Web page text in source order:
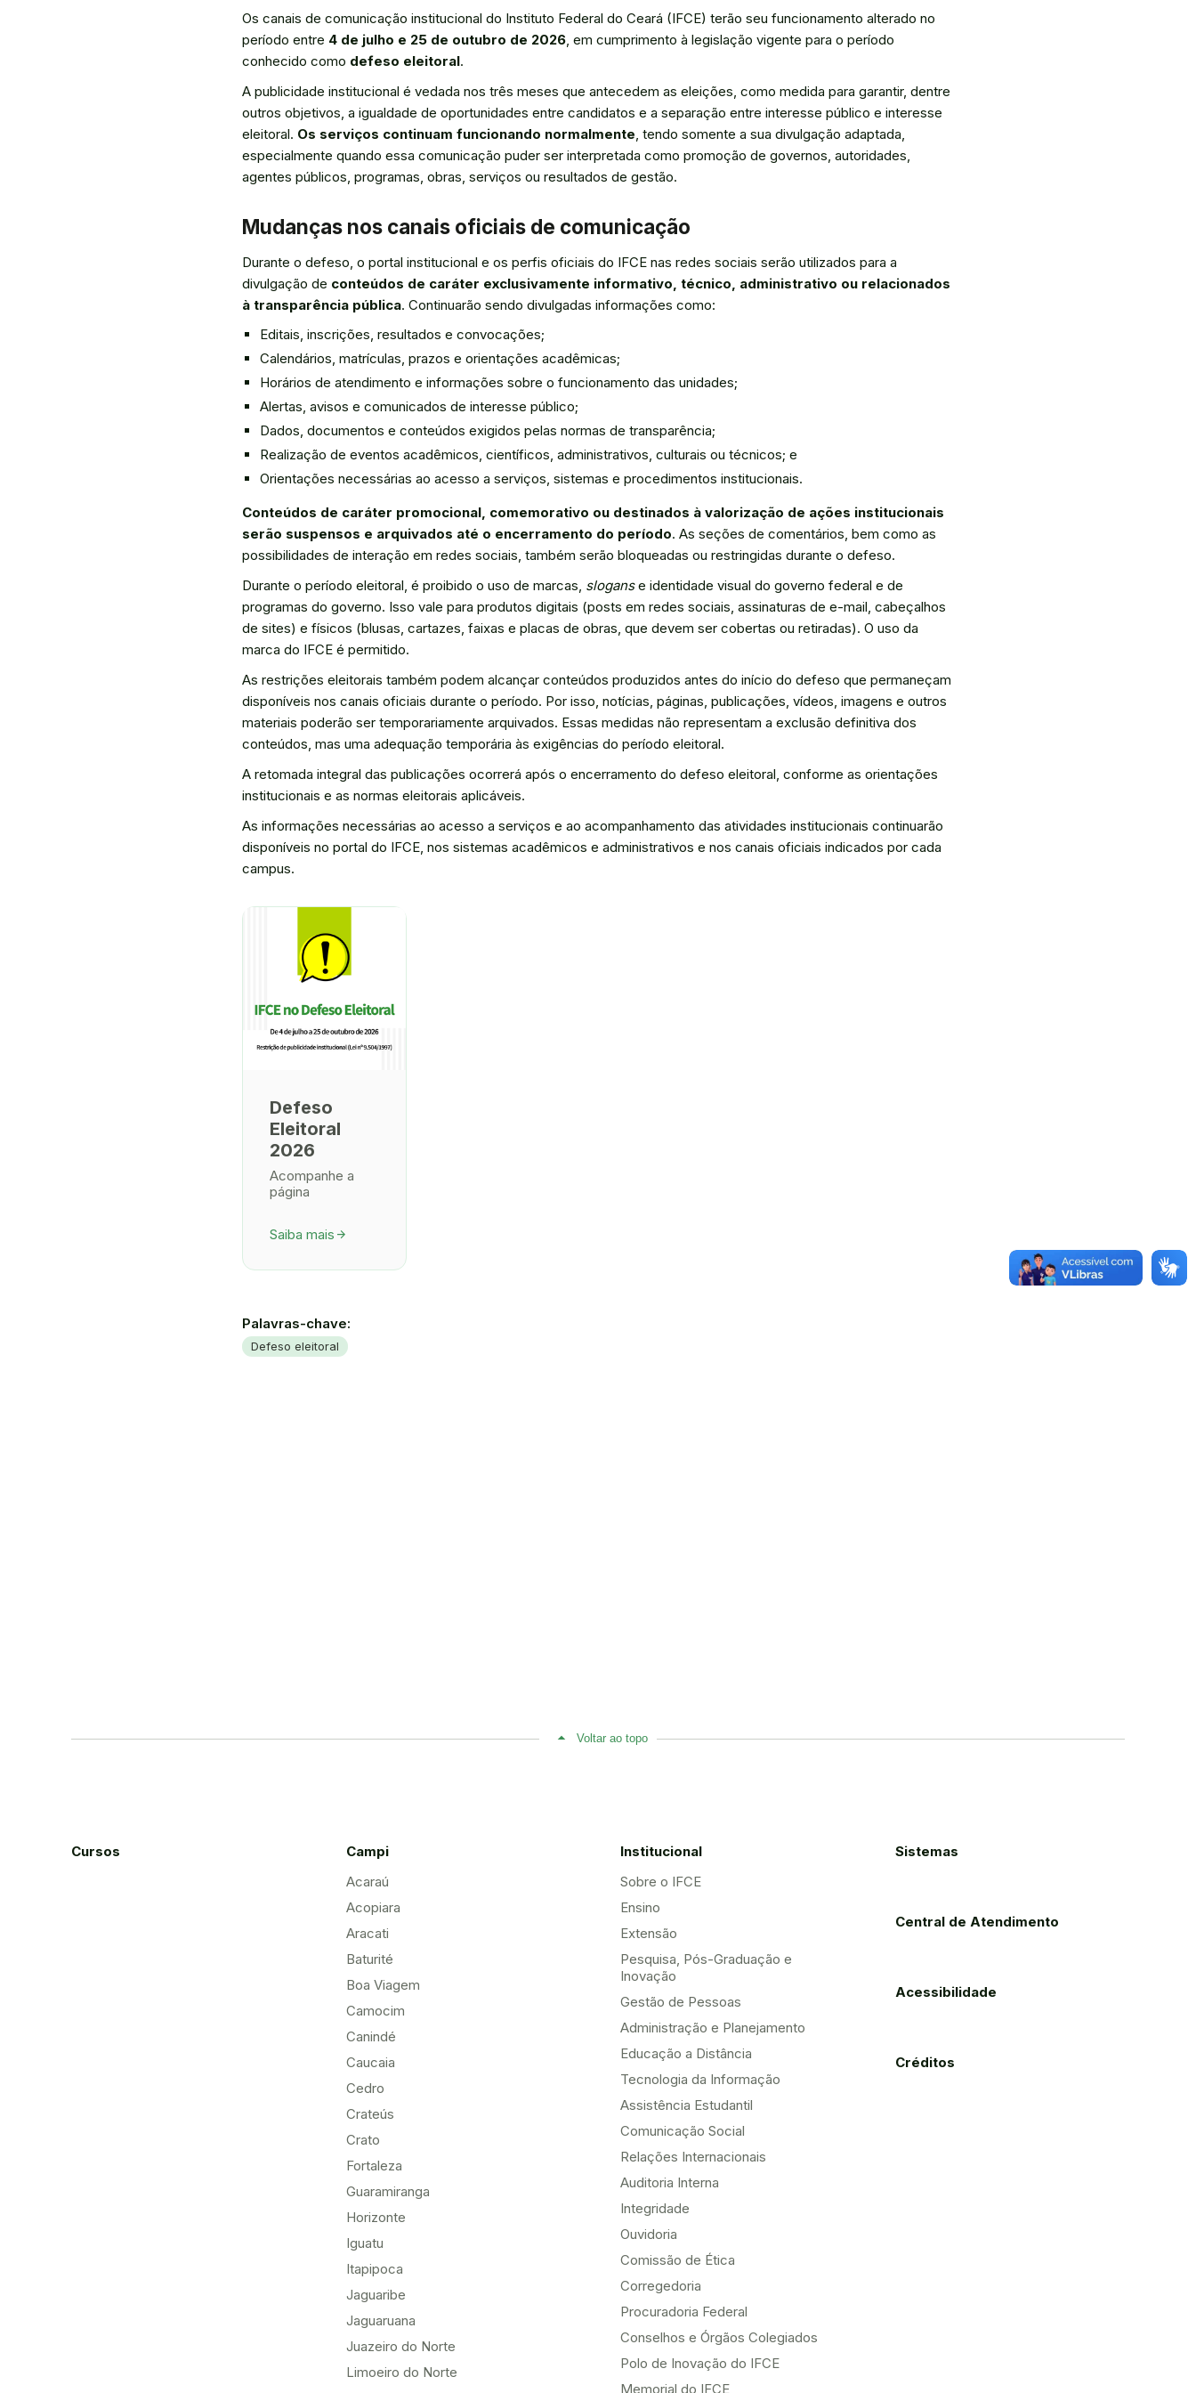
Os canais de comunicação institucional do Instituto Federal do Ceará (IFCE) terão seu funcionamento alterado no
período entre 4 de julho e 25 de outubro de 2026, em cumprimento à legislação vigente para o período
conhecido como defeso eleitoral.
A publicidade institucional é vedada nos três meses que antecedem as eleições, como medida para garantir, dentre
outros objetivos, a igualdade de oportunidades entre candidatos e a separação entre interesse público e interesse
eleitoral. Os serviços continuam funcionando normalmente, tendo somente a sua divulgação adaptada,
especialmente quando essa comunicação puder ser interpretada como promoção de governos, autoridades,
agentes públicos, programas, obras, serviços ou resultados de gestão.
Mudanças nos canais oficiais de comunicação
Durante o defeso, o portal institucional e os perfis oficiais do IFCE nas redes sociais serão utilizados para a
divulgação de conteúdos de caráter exclusivamente informativo, técnico, administrativo ou relacionados
à transparência pública. Continuarão sendo divulgadas informações como:
Editais, inscrições, resultados e convocações;
Calendários, matrículas, prazos e orientações acadêmicas;
Horários de atendimento e informações sobre o funcionamento das unidades;
Alertas, avisos e comunicados de interesse público;
Dados, documentos e conteúdos exigidos pelas normas de transparência;
Realização de eventos acadêmicos, científicos, administrativos, culturais ou técnicos; e
Orientações necessárias ao acesso a serviços, sistemas e procedimentos institucionais.
Conteúdos de caráter promocional, comemorativo ou destinados à valorização de ações institucionais
serão suspensos e arquivados até o encerramento do período. As seções de comentários, bem como as
possibilidades de interação em redes sociais, também serão bloqueadas ou restringidas durante o defeso.
Durante o período eleitoral, é proibido o uso de marcas, sloganse identidade visual do governo federal e de
programas do governo. Isso vale para produtos digitais (posts em redes sociais, assinaturas de e-mail, cabeçalhos
de sites) e físicos (blusas, cartazes, faixas e placas de obras, que devem ser cobertas ou retiradas). O uso da
marca do IFCE é permitido.
As restrições eleitorais também podem alcançar conteúdos produzidos antes do início do defeso que permaneçam
disponíveis nos canais oficiais durante o período. Por isso, notícias, páginas, publicações, vídeos, imagens e outros
materiais poderão ser temporariamente arquivados. Essas medidas não representam a exclusão definitiva dos
conteúdos, mas uma adequação temporária às exigências do período eleitoral.
A retomada integral das publicações ocorrerá após o encerramento do defeso eleitoral, conforme as orientações
institucionais e as normas eleitorais aplicáveis.
As informações necessárias ao acesso a serviços e ao acompanhamento das atividades institucionais continuarão
disponíveis no portal do IFCE, nos sistemas acadêmicos e administrativos e nos canais oficiais indicados por cada
campus.
Defeso
Eleitoral
2026
Acompanhe a
página
Saiba mais arrow_forward
Palavras-chave:
Defeso eleitoral
Voltar ao topo
Cursos
Campi
Acaraú
Acopiara
Aracati
Baturité
Boa Viagem
Camocim
Canindé
Caucaia
Cedro
Crateús
Crato
Fortaleza
Guaramiranga
Horizonte
Iguatu
Itapipoca
Jaguaribe
Jaguaruana
Juazeiro do Norte
Limoeiro do Norte
Institucional
Sobre o IFCE
Ensino
Extensão
Pesquisa, Pós-Graduação e
Inovação
Gestão de Pessoas
Administração e Planejamento
Educação a Distância
Tecnologia da Informação
Assistência Estudantil
Comunicação Social
Relações Internacionais
Auditoria Interna
Integridade
Ouvidoria
Comissão de Ética
Corregedoria
Procuradoria Federal
Conselhos e Órgãos Colegiados
Polo de Inovação do IFCE
Memorial do IFCE
Sistemas
Central de Atendimento
Acessibilidade
Créditos